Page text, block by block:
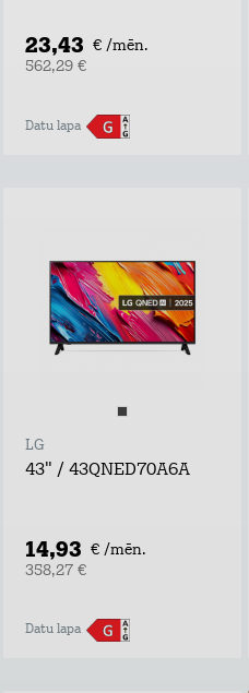
23,43 € /mēn.
562,29 €
Datu lapa
LG
43" / 43QNED70A6A
14,93 € /mēn.
358,27 €
Datu lapa